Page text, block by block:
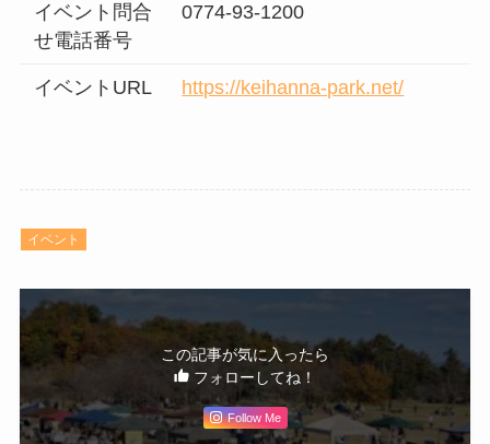
イベント問合
せ電話番号
0774-93-1200
イベントURL https://keihanna-park.net/
イベント
この記事が気に入ったら
フォローしてね！
Follow Me